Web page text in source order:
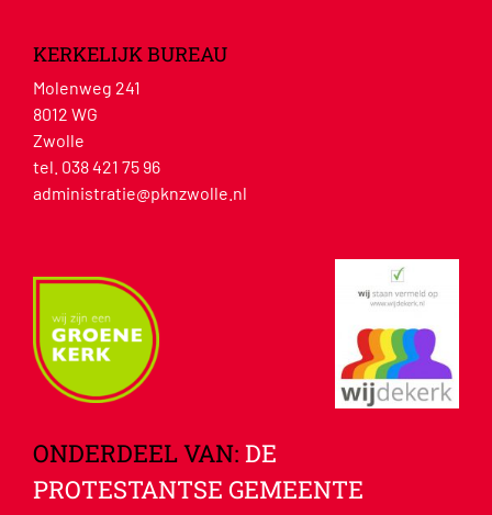
KERKELIJK BUREAU
Molenweg 241
8012 WG
Zwolle
tel. 038 421 75 96
administratie@pknzwolle.nl
ONDERDEEL VAN: DE
PROTESTANTSE GEMEENTE